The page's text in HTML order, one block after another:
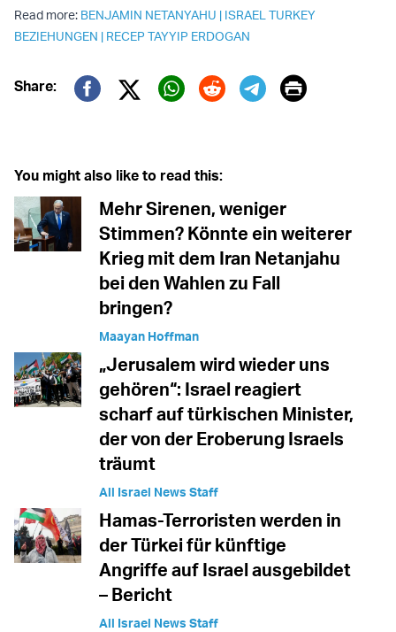
Read more: BENJAMIN NETANYAHU | ISRAEL TURKEY
BEZIEHUNGEN | RECEP TAYYIP ERDOGAN
Share:
Twitter (X)
Print
You might also like to read this:
Mehr Sirenen, weniger
Stimmen? Könnte ein weiterer
Krieg mit dem Iran Netanjahu
bei den Wahlen zu Fall
bringen?
Maayan Hoffman
„Jerusalem wird wieder uns
gehören“: Israel reagiert
scharf auf türkischen Minister,
der von der Eroberung Israels
träumt
All Israel News Staff
Hamas-Terroristen werden in
der Türkei für künftige
Angriffe auf Israel ausgebildet
– Bericht
All Israel News Staff